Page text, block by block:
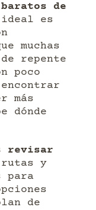
de
ideal es
muchas
repente
poco
más
dónde
revisar
y
para
de